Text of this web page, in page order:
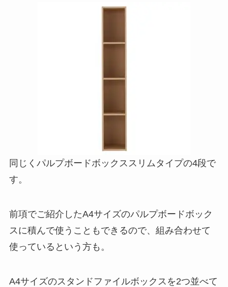
同じくパルプボードボックススリムタイプの4段で
す。
前項でご紹介したA4サイズのパルプボードボック
スに積んで使うこともできるので、組み合わせて
使っているという方も。
A4サイズのスタンドファイルボックスを2つ並べて